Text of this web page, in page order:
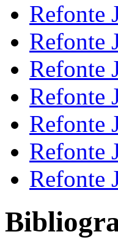
Refonte
Refonte
Refonte
Refonte
Refonte
Refonte
Refonte